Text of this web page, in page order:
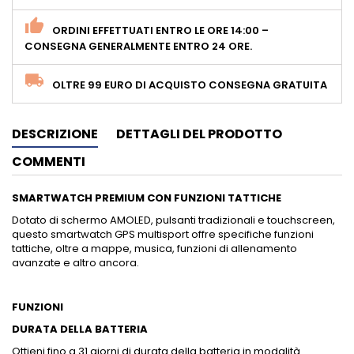
ORDINI EFFETTUATI ENTRO LE ORE 14:00 –
CONSEGNA GENERALMENTE ENTRO 24 ORE.
OLTRE 99 EURO DI ACQUISTO CONSEGNA GRATUITA
DESCRIZIONE
DETTAGLI DEL PRODOTTO
COMMENTI
SMARTWATCH PREMIUM CON FUNZIONI TATTICHE
Dotato di schermo AMOLED, pulsanti tradizionali e touchscreen,
questo smartwatch GPS multisport offre specifiche funzioni
tattiche, oltre a mappe, musica, funzioni di allenamento
avanzate e altro ancora.
FUNZIONI
DURATA DELLA BATTERIA